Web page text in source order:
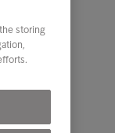
storing